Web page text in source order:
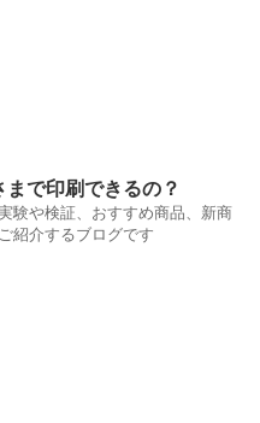
で印刷できるの？
験や検証、おすすめ商品、新商
紹介するブログです